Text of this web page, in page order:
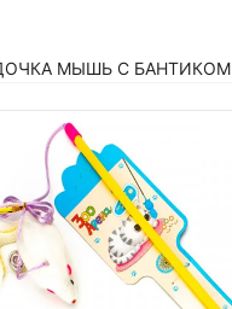
МЫШЬ С БАНТИКОМ